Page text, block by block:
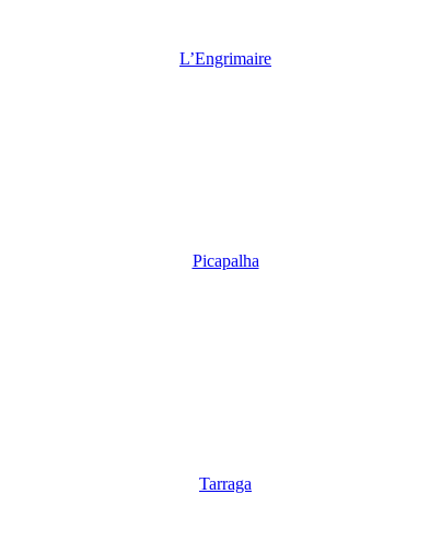
L’Engrimaire
Picapalha
Tarraga